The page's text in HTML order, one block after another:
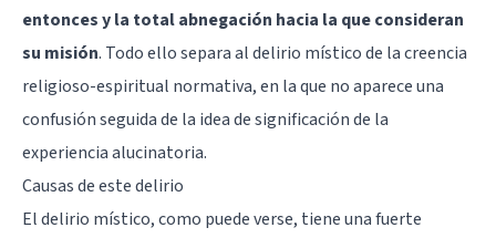
entonces y la total abnegación hacia la que consideran
su misión. Todo ello separa al delirio místico de la creencia
religioso-espiritual normativa, en la que no aparece una
confusión seguida de la idea de significación de la
experiencia alucinatoria.
Causas de este delirio
El delirio místico, como puede verse, tiene una fuerte